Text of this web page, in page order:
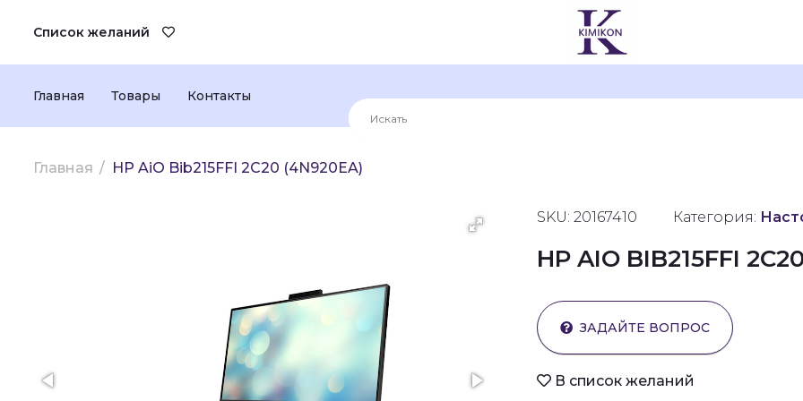
Список желаний
Главная Товары Контакты
Главная HP AiO Bib215FFI 2C20 (4N920EA)
SKU: 20167410 Категория:
HP AIO BIB215FFI
ЗАДАЙТЕ ВОПРОС
В список желаний